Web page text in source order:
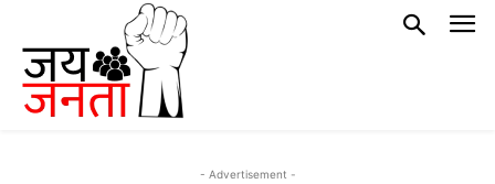
- Advertisement -